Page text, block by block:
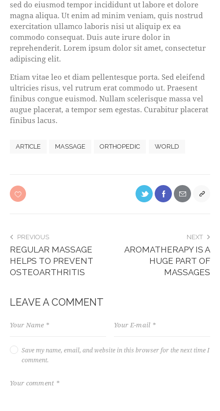
sed do eiusmod tempor incididunt ut labore et dolore
magna aliqua. Ut enim ad minim veniam, quis nostrud
exercitation ullamco laboris nisi ut aliquip ex ea
commodo consequat. Duis aute irure dolor in
reprehenderit. Lorem ipsum dolor sit amet, consectetur
adipiscing elit.
Etiam vitae leo et diam pellentesque porta. Sed eleifend
ultricies risus, vel rutrum erat commodo ut. Praesent
finibus congue euismod. Nullam scelerisque massa vel
augue placerat, a tempor sem egestas. Curabitur placerat
finibus lacus.
ARTICLE MASSAGE ORTHOPEDIC WORLD
PREVIOUS
REGULAR MASSAGE
HELPS TO PREVENT
OSTEOARTHRITIS
NEXT
AROMATHERAPY IS A
HUGE PART OF
MASSAGES
LEAVE A COMMENT
Save my name, email, and website in this browser for the next time I
comment.